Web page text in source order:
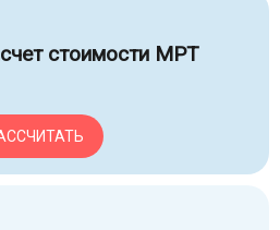
стоимости МРТ